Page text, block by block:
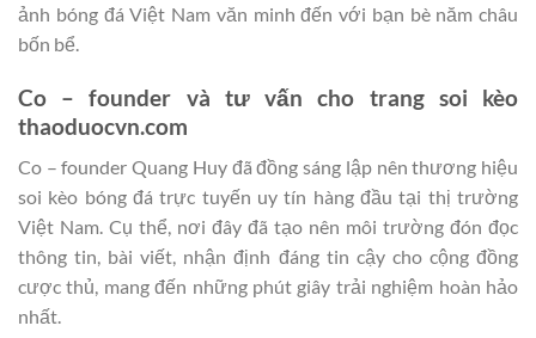
ảnh bóng đá Việt Nam văn minh đến với bạn bè năm châu
bốn bể.
Co – founder và tư vấn cho trang soi kèo
thaoduocvn.com
Co – founder Quang Huy đã đồng sáng lập nên thương hiệu
soi kèo bóng đá trực tuyến uy tín hàng đầu tại thị trường
Việt Nam. Cụ thể, nơi đây đã tạo nên môi trường đón đọc
thông tin, bài viết, nhận định đáng tin cậy cho cộng đồng
cược thủ, mang đến những phút giây trải nghiệm hoàn hảo
nhất.